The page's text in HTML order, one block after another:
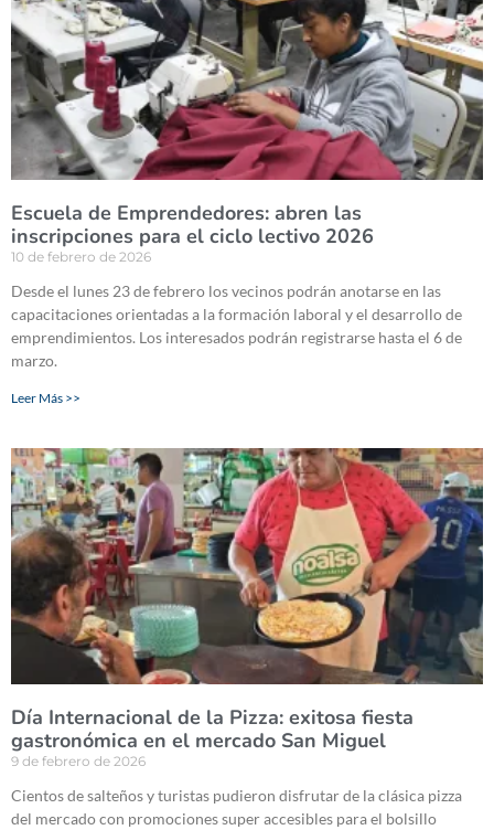
Escuela de Emprendedores: abren las
inscripciones para el ciclo lectivo 2026
10 de febrero de 2026
Desde el lunes 23 de febrero los vecinos podrán anotarse en las
capacitaciones orientadas a la formación laboral y el desarrollo de
emprendimientos. Los interesados podrán registrarse hasta el 6 de
marzo.
Leer Más >>
Día Internacional de la Pizza: exitosa fiesta
gastronómica en el mercado San Miguel
9 de febrero de 2026
Cientos de salteños y turistas pudieron disfrutar de la clásica pizza
del mercado con promociones super accesibles para el bolsillo